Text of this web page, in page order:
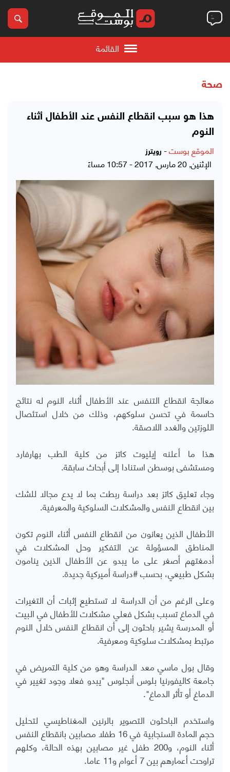
القائمة
صحة
هذا هو سبب انقطاع النفس عند الأطفال أثناء
النوم
الموقع بوست- رويترز
الإثنين, 20 مارس, 2017 - 10:57 مساءً
معالجة انقطاع التنفس عند الأطفال أثناء النوم له نتائج
حاسمة في تحسن سلوكهم، وذلك من خلال استئصال
اللوزتين والغدد اللاصقة.
هذا ما أعلنه إيليوت كاتز من كلية الطب بهارفارد
ومستشفى بوسطن استنادا إلى أبحاث سابقة.
وجاء تعليق كاتز بعد دراسة ربطت بما لا يدع مجالا للشك
بين انقطاع النفس والمشكلات السلوكية والمعرفية.
الأطفال الذين يعانون من انقطاع النفس أثناء النوم تكون
المناطق المسؤولة عن التفكير وحل المشكلات في
أدمغتهم أصغر على ما يبدو عن الأطفال الذين ينامون
بشكل طبيعي، بحسب #دراسة أميركية جديدة.
وعلى الرغم من أن الدراسة لا تستطيع إثبات أن التغيرات
في الدماغ تسبب بشكل فعلي مشكلات للأطفال في البيت
أو المدرسة يشير باحثون إلى أن انقطاع النفس خلال النوم
مرتبط بمشكلات سلوكية ومعرفية.
وقال بول ماسي معد الدراسة وهو من كلية التمريض في
جامعة كاليفورنيا بلوس أنجلوس "يبدو فعلا وجود تغيير في
الدماغ أو تأثر الدماغ".
واستخدم الباحثون التصوير بالرنين المغناطيسي لتحليل
حجم المادة السنجابية في 16 طفلا مصابين بانقطاع النفس
أثناء النوم، و200 طفل غير مصابين بهذه الحالة، وكلهم
تراوحت أعمارهم بين 7 أعوام و11 عاما.